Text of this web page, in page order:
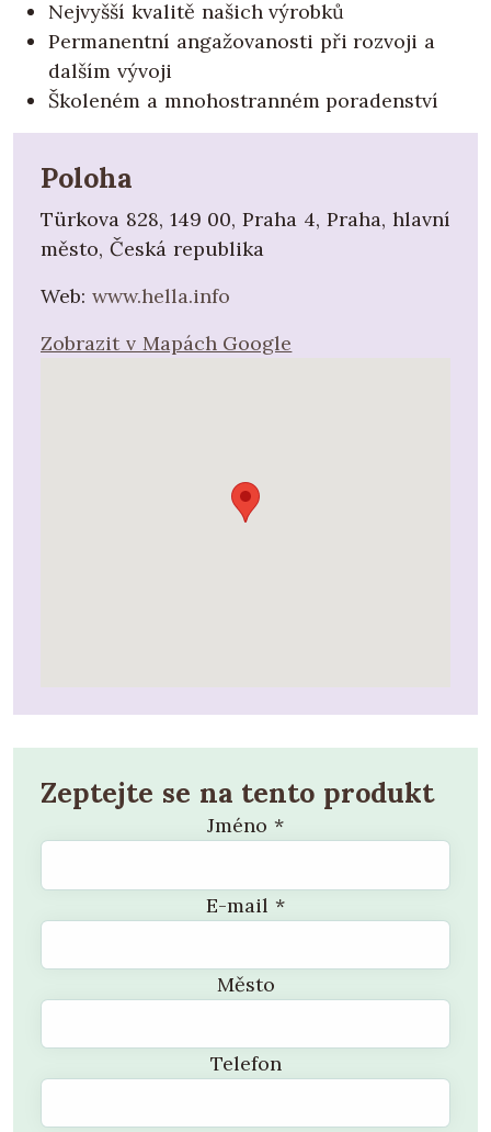
Nejvyšší kvalitě našich výrobků
Permanentní angažovanosti při rozvoji a
dalším vývoji
Školeném a mnohostranném poradenství
Poloha
Türkova 828, 149 00, Praha 4, Praha, hlavní
město, Česká republika
Web: www.hella.info
Zobrazit v Mapách Google
Zeptejte se na tento produkt
Jméno *
E-mail *
Město
Telefon